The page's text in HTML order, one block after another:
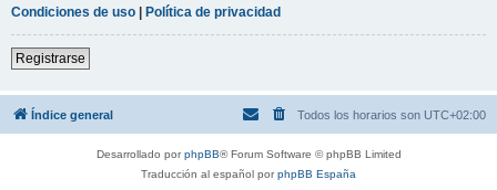
Condiciones de uso | Política de privacidad
Registrarse
Índice general Todos los horarios son UTC+02:00
Desarrollado porphpBB® Forum Software © phpBB Limited
Traducción al español porphpBB España